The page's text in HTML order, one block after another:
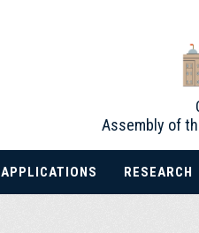
Assembly of
APPLICATIONS RESEARCH